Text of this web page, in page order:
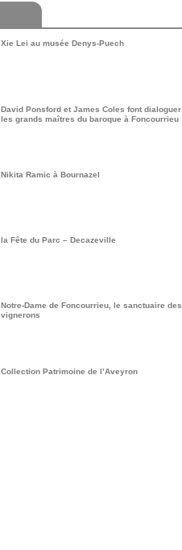
Xie Lei au musée Denys-Puech
David Ponsford et James Coles font dialoguer
les grands maîtres du baroque à Foncourrieu
Nikita Ramic à Bournazel
la Fête du Parc – Decazeville
Notre-Dame de Foncourrieu, le sanctuaire des
vignerons
Collection Patrimoine de l’Aveyron